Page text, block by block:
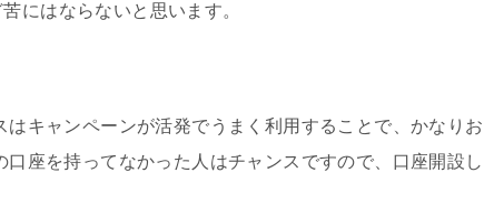
にはならないと思います。
キャンペーンが活発でうまく利用することで、かなりお
口座を持ってなかった人はチャンスですので、口座開設し